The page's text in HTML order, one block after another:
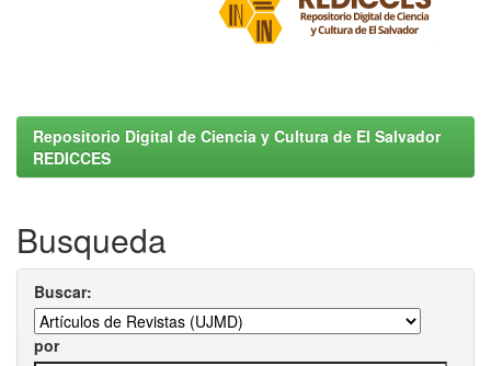
Repositorio Digital de Ciencia y Cultura de El Salvador
REDICCES
Busqueda
Buscar:
por